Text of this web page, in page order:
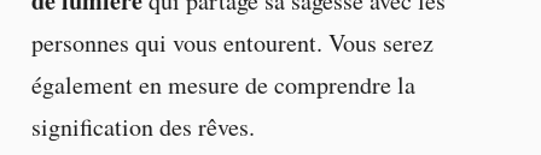
personnes qui vous entourent. Vous serez
également en mesure de comprendre la
signification des rêves.